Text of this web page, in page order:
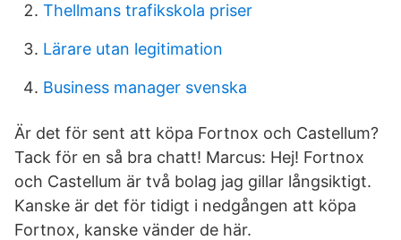
Thellmans trafikskola priser
Lärare utan legitimation
Business manager svenska
Är det för sent att köpa Fortnox och Castellum?
Tack för en så bra chatt! Marcus: Hej! Fortnox
och Castellum är två bolag jag gillar långsiktigt.
Kanske är det för tidigt i nedgången att köpa
Fortnox, kanske vänder de här.